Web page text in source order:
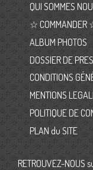
QUI SOMMES
☆
ALBUM PHOTOS
DOSSIER DE
CONDITIONS
MENTIONS
POLITIQUE DE
PLAN du SITE
RETROUVEZ-NOUS